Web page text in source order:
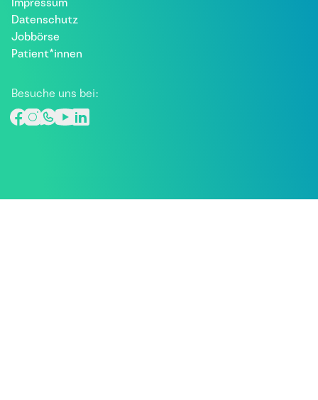
Impressum
Datenschutz
Jobbörse
Patient*innen
Besuche uns bei: